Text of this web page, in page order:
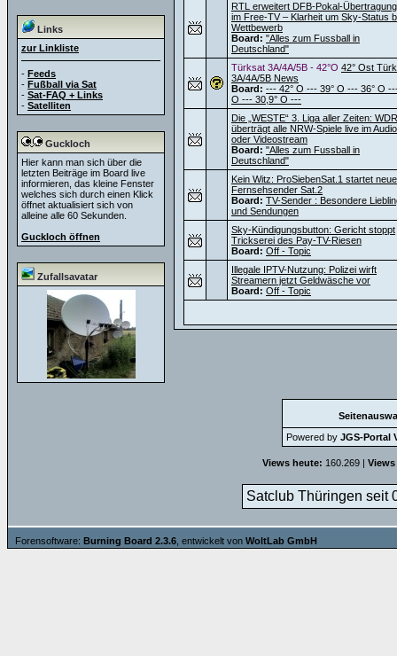
Links
zur Linkliste
- Feeds
- Fußball via Sat
- Sat-FAQ + Links
- Satelliten
Guckloch
Hier kann man sich über die
letzten Beiträge im Board live
informieren, das kleine Fenster
welches sich durch einen Klick
öffnet aktualisiert sich von
alleine alle 60 Sekunden.
Guckloch öffnen
Zufallsavatar
RTL erweitert DFB-Pokal-
im Free-TV – Klarheit um Sky-Status
Wettbewerb
Board: "Alles zum Fussball in
Deutschland"
Türksat 3A/4A/5B - 42°O 42° Ost
3A/4A/5B News
Board: --- 42° O --- 39° O --- 36° O
O --- 30,9° O ---
Die „WESTE“ 3. Liga aller Zeiten: WDR
überträgt alle NRW-Spiele live im
oder Videostream
Board: "Alles zum Fussball in
Deutschland"
Kein Witz: ProSiebenSat.1 startet
Fernsehsender Sat.2
Board: TV-Sender : Besondere
und Sendungen
Sky-Kündigungsbutton: Gericht stoppt
Trickserei des Pay-TV-Riesen
Board: Off - Topic
Illegale IPTV-Nutzung: Polizei wirft
Streamern jetzt Geldwäsche vor
Board: Off - Topic
Powered by JGS-Portal
Views heute: 160.269 |
Satclub Thüringen seit
Forensoftware: Burning Board 2.3.6 , entwickelt von WoltLab GmbH